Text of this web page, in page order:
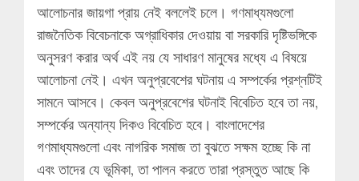
আলোচনার জায়গা প্রায় নেই বললেই চলে। গণমাধ্যমগুলো
রাজনৈতিক বিবেচনাকে অগ্রাধিকার দেওয়ায় বা সরকারি দৃষ্টিভঙ্গিকে
অনুসরণ করার অর্থ এই নয় যে সাধারণ মানুষের মধ্যে এ বিষয়ে
আলোচনা নেই। এখন অনুপ্রবেশের ঘটনায় এ সম্পর্কের প্রশ্নটিই
সামনে আসবে। কেবল অনুপ্রবেশের ঘটনাই বিবেচিত হবে তা নয়,
সম্পর্কের অন্যান্য দিকও বিবেচিত হবে। বাংলাদেশের
গণমাধ্যমগুলো এবং নাগরিক সমাজ তা বুঝতে সক্ষম হচ্ছে কি না
এবং তাদের যে ভূমিকা, তা পালন করতে তারা প্রস্তুত আছে কি